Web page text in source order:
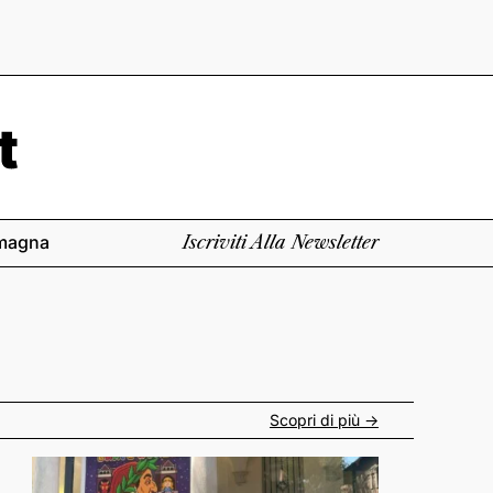
Iscriviti Alla Newsletter
Scopri di più ->